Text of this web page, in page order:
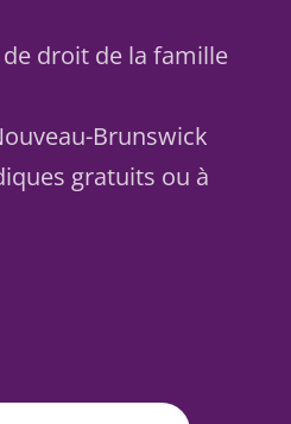
droit de la famille
Brunswick
gratuits ou à